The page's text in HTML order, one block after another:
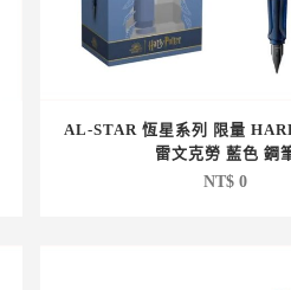
AL-STAR 恆星系列 限量
雷文克勞 藍色 鋼
NT$ 0